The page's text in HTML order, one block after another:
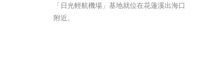
「日光輕航機場」基地就位在花蓮溪出海口
附近。